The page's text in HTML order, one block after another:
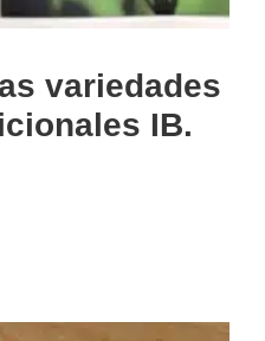
variedades
IB.